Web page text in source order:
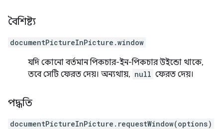
বৈশিষ্ট্য
documentPictureInPicture.window
যদি কোনো বর্তমান পিকচার-ইন-পিকচার উইন্ডো থাকে,
তবে সেটি ফেরত দেয়। অন্যথায়, null ফেরত দেয়।
পদ্ধতি
documentPictureInPicture.requestWindow(options)